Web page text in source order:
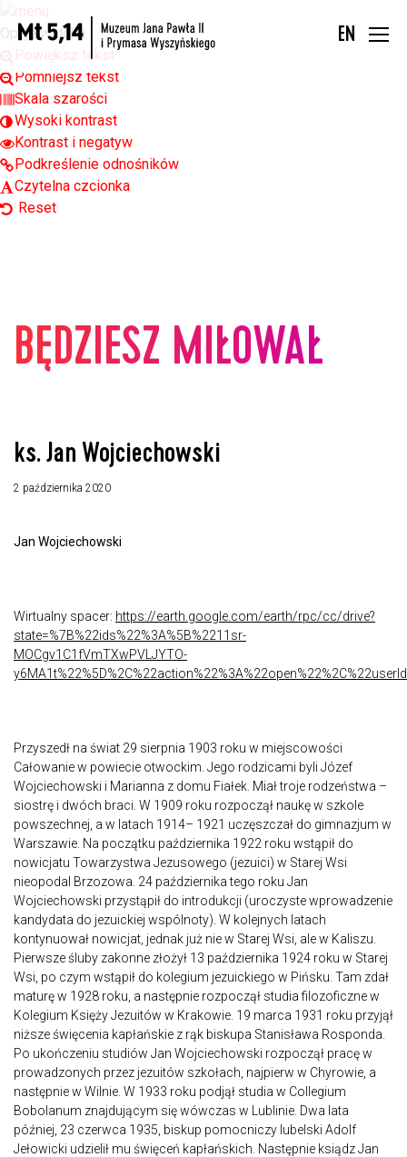
Open toolbar
Opcje widoku
Powiększ tekst
Pomniejsz tekst
Skala szarości
Wysoki kontrast
Kontrast i negatyw
Podkreślenie odnośników
Czytelna czcionka
Reset
EN
BĘDZIESZ MIŁOWAŁ
ks. Jan Wojciechowski
2 października 2020
Jan Wojciechowski
Wirtualny spacer: https://earth.google.com/earth/rpc/cc/drive?
state=%7B%22ids%22%3A%5B%2211sr-
MOCgv1C1fVmTXwPVLJYTO-
Przyszedł na świat 29 sierpnia 1903 roku w miejscowości
Całowanie w powiecie otwockim. Jego rodzicami byli Józef
Wojciechowski i Marianna z domu Fiałek. Miał troje rodzeństwa –
siostrę i dwóch braci. W 1909 roku rozpoczął naukę w szkole
powszechnej, a w latach 1914– 1921 uczęszczał do gimnazjum w
Warszawie. Na początku października 1922 roku wstąpił do
nowicjatu Towarzystwa Jezusowego (jezuici) w Starej Wsi
nieopodal Brzozowa. 24 października tego roku Jan
Wojciechowski przystąpił do introdukcji (uroczyste wprowadzenie
kandydata do jezuickiej wspólnoty). W kolejnych latach
kontynuował nowicjat, jednak już nie w Starej Wsi, ale w Kaliszu.
Pierwsze śluby zakonne złożył 13 października 1924 roku w Starej
Wsi, po czym wstąpił do kolegium jezuickiego w Pińsku. Tam zdał
maturę w 1928 roku, a następnie rozpoczął studia filozoficzne w
Kolegium Księży Jezuitów w Krakowie. 19 marca 1931 roku przyjął
niższe święcenia kapłańskie z rąk biskupa Stanisława Rosponda.
Po ukończeniu studiów Jan Wojciechowski rozpoczął pracę w
prowadzonych przez jezuitów szkołach, najpierw w Chyrowie, a
następnie w Wilnie. W 1933 roku podjął studia w Collegium
Bobolanum znajdującym się wówczas w Lublinie. Dwa lata
później, 23 czerwca 1935, biskup pomocniczy lubelski Adolf
Jełowicki udzielił mu święceń kapłańskich. Następnie ksiądz Jan